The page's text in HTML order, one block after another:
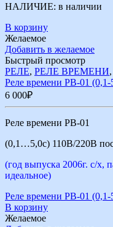
НАЛИЧИЕ: в наличии
В корзину
Желаемое
Добавить в желаемое
Быстрый просмотр
РЕЛЕ, РЕЛЕ ВРЕМЕНИ,
Реле времени РВ-01
6 000₽
Реле времени РВ-01
(0,1…5,0с) 110В/220В
(год выпуска 2006г. с/х,
идеальное)
Реле времени РВ-01
В корзину
Желаемое